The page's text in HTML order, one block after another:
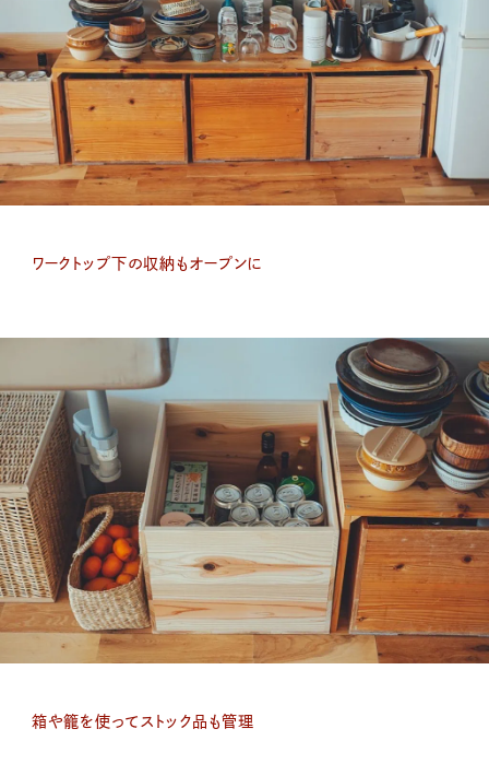
ワークトップ下の収納もオープンに
箱や籠を使ってストック品も管理